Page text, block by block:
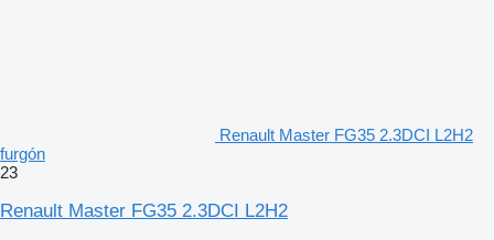
Renault Master FG35 2.3DCI L2H2
furgón
23
Renault Master FG35 2.3DCI L2H2